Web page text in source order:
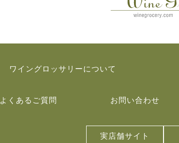
ワイングロッサリーについて
よくあるご質問 お問い合わせ
実店舗サイト